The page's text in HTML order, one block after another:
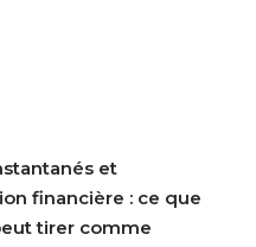
et
financière : ce que
tirer comme